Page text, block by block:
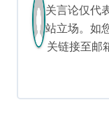
关言论仅代
站立场。如
关链接至邮